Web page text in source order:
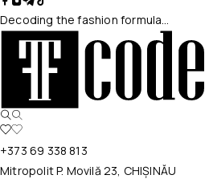
Decoding the fashion formula…
+373 69 338 813
Mitropolit P. Movilă 23, CHIȘINĂU